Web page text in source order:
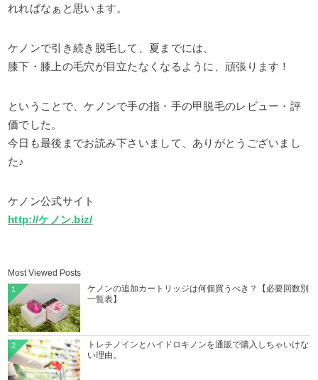
れればなぁと思います。
ケノンで引き続き脱毛して、夏までには、
膝下・膝上の毛穴が目立たなくなるように、頑張ります！
ということで、ケノンで手の指・手の甲脱毛のレビュー・評
価でした。
今日も最後までお読み下さいまして、ありがとうございまし
た♪
ケノン公式サイト
http://ケノン.biz/
Most Viewed Posts
ケノンの追加カートリッジは何個買うべき？【必要回数別
一覧表】
1
トレチノインとハイドロキノンを通販で購入しちゃいけな
い理由。
2